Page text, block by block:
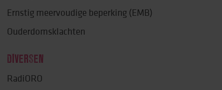
Ernstig meervoudige beperking (EMB)
Ouderdomsklachten
DIVERSEN
RadiORO